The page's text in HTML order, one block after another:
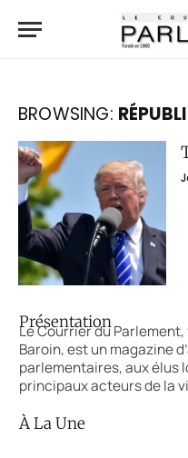
BROWSING:
Présentation
Le Courrier du
Baroin, est un magazine
parlementaires, aux élus
principaux acteurs de la
À La Une